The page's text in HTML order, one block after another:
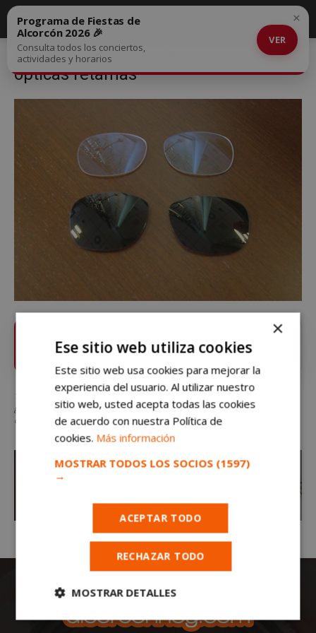
Inicio Óptica Retamas opticas retamas
opticas retamas
Programa de Fiestas de
Alcorcón 2026 🎉
Consulta todos los conciertos,
actividades y horarios
VER
×
Pulsa la estrella y recibe las noticias de Alcorcón al
Tus cristales con anti reflejante vienen con la pareja de cristales de sol
graduados de Regalo. Oferta válida hasta 31/5/15 y no acumulable a
descuentos, promociones y otras ofertas.
×
Ese sitio web utiliza cookies
Este sitio web usa cookies para mejorar la
experiencia del usuario. Al utilizar nuestro
sitio web, usted acepta todas las cookies
de acuerdo con nuestra Política de
cookies. Más información
MOSTRAR TODOS LOS SOCIOS (1597)
→
ACEPTAR TODO
RECHAZAR TODO
MOSTRAR DETALLES
Cookies
Cookies de